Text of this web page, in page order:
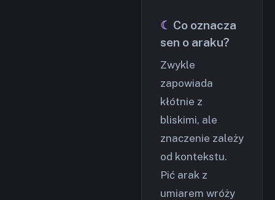
Co oznacza
sen o araku?
Zwykle
zapowiada
kłótnie z
bliskimi, ale
znaczenie zależy
od kontekstu.
Pić arak z
umiarem wróży